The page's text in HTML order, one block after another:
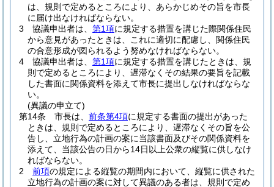
は、規則で定めるところにより、あらかじめその旨を市長
に届け出なければならない。
3
協議申出者は、 第1項に規定する措置を講じた際関係住民
から意見があったときは、これに適切に配慮し、関係住民
の合意形成が図られるよう努めなければならない。
4
協議申出者は、 第1項に規定する措置を講じたときは、規
則で定めるところにより、遅滞なくその結果の要旨を記載
した書面に関係資料を添えて市長に提出しなければならな
い。
(異議の申立て)
第14条
市長は、 前条第4項に規定する書面の提出があった
ときは、規則で定めるところにより、遅滞なくその旨を公
告し、立地行為の計画の案に当該書面及びその関係資料を
添えて、当該公告の日から14日以上公衆の縦覧に供しなけ
ればならない。
2
前項の規定による縦覧の期間内において、縦覧に供された
立地行為の計画の案に対して異議のある者は、規則で定め